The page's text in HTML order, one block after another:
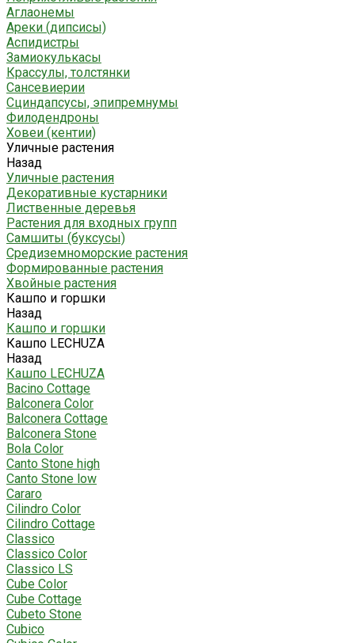
Аглаонемы
Ареки (дипсисы)
Аспидистры
Замиокулькасы
Крассулы, толстянки
Сансевиерии
Сциндапсусы, эпипремнумы
Филодендроны
Ховеи (кентии)
Уличные растения
Назад
Уличные растения
Декоративные кустарники
Лиственные деревья
Растения для входных групп
Самшиты (буксусы)
Средиземноморские растения
Формированные растения
Хвойные растения
Кашпо и горшки
Назад
Кашпо и горшки
Кашпо LECHUZA
Назад
Кашпо LECHUZA
Bacino Cottage
Balconera Color
Balconera Cottage
Balconera Stone
Bola Color
Canto Stone high
Canto Stone low
Cararo
Cilindro Color
Cilindro Cottage
Classico
Classico Color
Classico LS
Cube Color
Cube Cottage
Cubeto Stone
Cubico